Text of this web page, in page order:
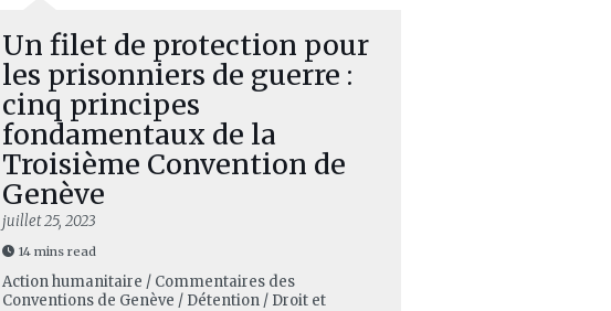
Un filet de protection pour
les prisonniers de guerre :
cinq principes
fondamentaux de la
Troisième Convention de
Genève
juillet 25, 2023
14 mins read
Action humanitaire / Commentaires des
Conventions de Genève / Détention / Droit et